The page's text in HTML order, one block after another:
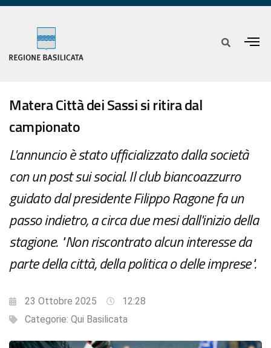
Matera Città dei Sassi si ritira dal
campionato
L'annuncio è stato ufficializzato dalla società
con un post sui social. Il club biancoazzurro
guidato dal presidente Filippo Ragone fa un
passo indietro, a circa due mesi dall'inizio della
stagione. "Non riscontrato alcun interesse da
parte della città, della politica o delle imprese".
23 Ottobre 2025
12:28
Categorie: Qui Basilicata